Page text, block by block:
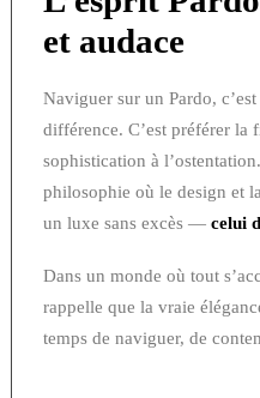
et audace
Naviguer sur un Pardo,
différence. C’est préférer la
sophistication à
philosophie où le design et
un luxe sans excès — celui
Dans un monde où tout
rappelle que la vraie
temps de naviguer, de